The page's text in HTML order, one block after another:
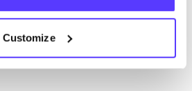
Customize
List Map